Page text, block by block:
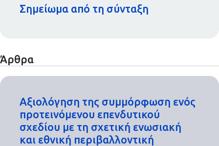
Σημείωμα από τη σύνταξη
Άρθρα
Αξιολόγηση της συμμόρφωση ενός
προτεινόμενου επενδυτικού
σχεδίου με τη σχετική ενωσιακή
και εθνική περιβαλλοντική